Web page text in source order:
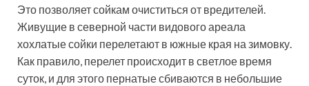
Это позволяет сойкам очиститься от вредителей.
Живущие в северной части видового ареала
хохлатые сойки перелетают в южные края на зимовку.
Как правило, перелет происходит в светлое время
суток, и для этого пернатые сбиваются в небольшие